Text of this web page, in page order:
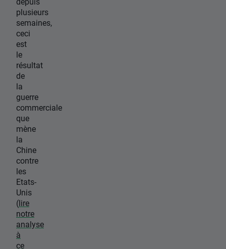
plusieurs
semaines,
ceci
est
le
résultat
de
la
guerre
commerciale
que
mène
la
Chine
contre
les
Etats-
Unis
(lire
notre
analyse
à
ce